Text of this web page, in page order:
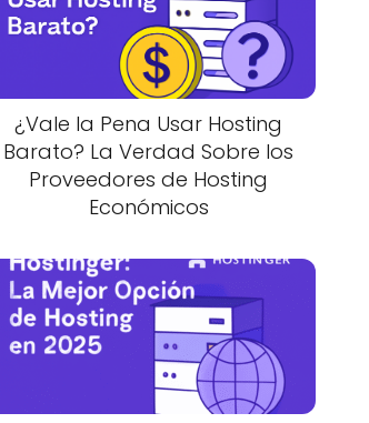
¿Vale la Pena Usar Hosting
Barato? La Verdad Sobre los
Proveedores de Hosting
Económicos